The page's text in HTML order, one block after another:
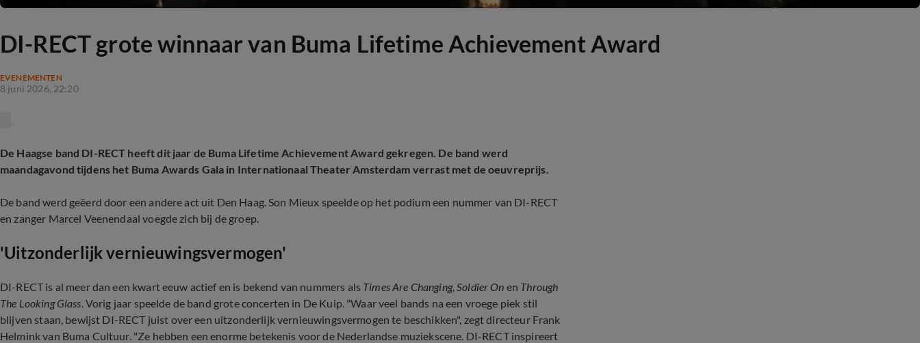
DI-RECT grote winnaar van Buma Lifetime Achievement Award
EVENEMENTEN
8 juni 2026, 22:20
De Haagse band DI-RECT heeft dit jaar de Buma Lifetime Achievement Award gekregen. De band werd
maandagavond tijdens het Buma Awards Gala in Internationaal Theater Amsterdam verrast met de oeuvreprijs.
De band werd geëerd door een andere act uit Den Haag. Son Mieux speelde op het podium een nummer van DI-RECT
en zanger Marcel Veenendaal voegde zich bij de groep.
'Uitzonderlijk vernieuwingsvermogen'
DI-RECT is al meer dan een kwart eeuw actief en is bekend van nummers als Times Are Changing,Soldier On en Through
The Looking Glass. Vorig jaar speelde de band grote concerten in De Kuip. "Waar veel bands na een vroege piek stil
blijven staan, bewijst DI-RECT juist over een uitzonderlijk vernieuwingsvermogen te beschikken", zegt directeur Frank
Helmink van Buma Cultuur. "Ze hebben een enorme betekenis voor de Nederlandse muziekscene. DI-RECT inspireert